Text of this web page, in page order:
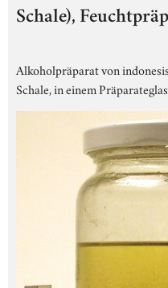
Schale),
Alkoholpräparat von
Schale, in einem